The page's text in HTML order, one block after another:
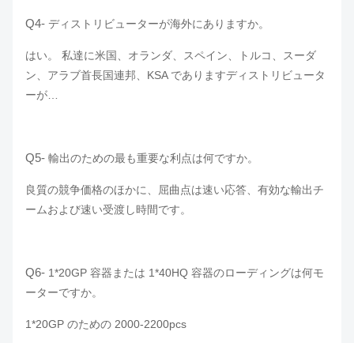
Q4- ディストリビューターが海外にありますか。
はい。 私達に米国、オランダ、スペイン、トルコ、スーダ
ン、アラブ首長国連邦、KSA でありますディストリビュータ
ーが…
Q5- 輸出のための最も重要な利点は何ですか。
良質の競争価格のほかに、屈曲点は速い応答、有効な輸出チ
ームおよび速い受渡し時間です。
Q6- 1*20GP 容器または 1*40HQ 容器のローディングは何モ
ーターですか。
1*20GP のための 2000-2200pcs